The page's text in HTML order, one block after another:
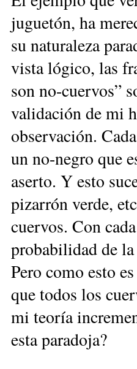
juguetón, ha
su naturaleza
vista lógico, las
son no-cuervos”
validación de mi
observación.
un no-negro que
aserto. Y esto
pizarrón verde,
cuervos. Con
probabilidad de
Pero como esto
que todos los
mi teoría
esta paradoja?